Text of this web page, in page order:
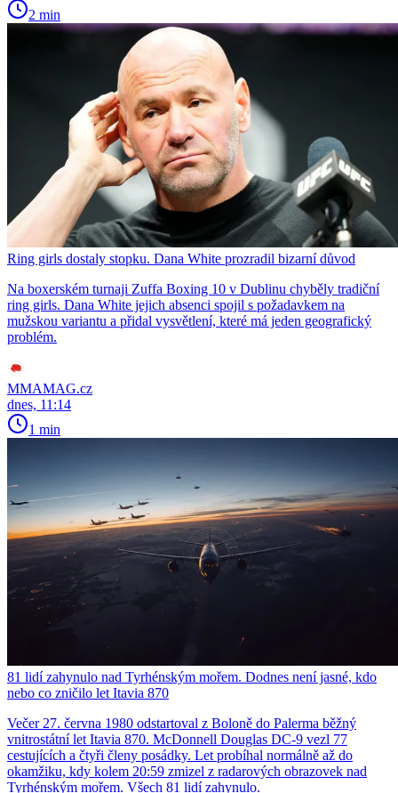
2 min
Ring girls dostaly stopku. Dana White prozradil bizarní důvod
Na boxerském turnaji Zuffa Boxing 10 v Dublinu chyběly tradiční
ring girls. Dana White jejich absenci spojil s požadavkem na
mužskou variantu a přidal vysvětlení, které má jeden geografický
problém.
MMAMAG.cz
dnes, 11:14
1 min
81 lidí zahynulo nad Tyrhénským mořem. Dodnes není jasné, kdo
nebo co zničilo let Itavia 870
Večer 27. června 1980 odstartoval z Boloně do Palerma běžný
vnitrostátní let Itavia 870. McDonnell Douglas DC-9 vezl 77
cestujících a čtyři členy posádky. Let probíhal normálně až do
okamžiku, kdy kolem 20:59 zmizel z radarových obrazovek nad
Tyrhénským mořem. Všech 81 lidí zahynulo.